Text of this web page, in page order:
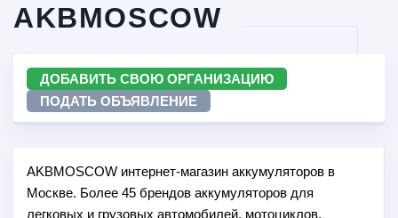
AKBMOSCOW
ДОБАВИТЬ СВОЮ ОРГАНИЗАЦИЮ
ПОДАТЬ ОБЪЯВЛЕНИЕ
AKBMOSCOW интернет-магазин аккумуляторов в
Москве. Более 45 брендов аккумуляторов для
легковых и грузовых автомобилей, мотоциклов,